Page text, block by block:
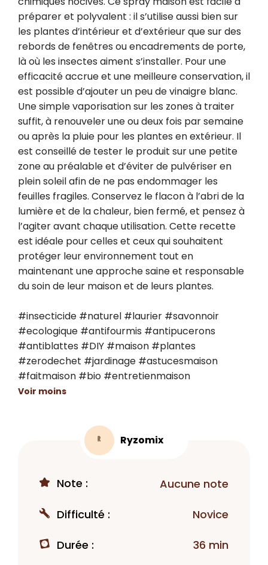
préparer et polyvalent : il s’utilise aussi bien sur
les plantes d’intérieur et d’extérieur que sur des
rebords de fenêtres ou encadrements de porte,
là où les insectes aiment s’installer. Pour une
efficacité accrue et une meilleure conservation, il
est possible d’ajouter un peu de vinaigre blanc.
Une simple vaporisation sur les zones à traiter
suffit, à renouveler une ou deux fois par semaine
ou après la pluie pour les plantes en extérieur. Il
est conseillé de tester le produit sur une petite
zone au préalable et d’éviter de pulvériser en
plein soleil afin de ne pas endommager les
feuilles fragiles. Conservez le flacon à l’abri de la
lumière et de la chaleur, bien fermé, et pensez à
l’agiter avant chaque utilisation. Cette recette
est idéale pour celles et ceux qui souhaitent
protéger leur environnement tout en
maintenant une approche saine et responsable
du soin de leur maison et de leurs plantes.
#insecticide #naturel #laurier #savonnoir
#ecologique #antifourmis #antipucerons
#antiblattes #DIY #maison #plantes
#zerodechet #jardinage #astucesmaison
#faitmaison #bio #entretienmaison
Voir moins
R Ryzomix
Note : Aucune note
Difficulté : Novice
Durée : 36 min